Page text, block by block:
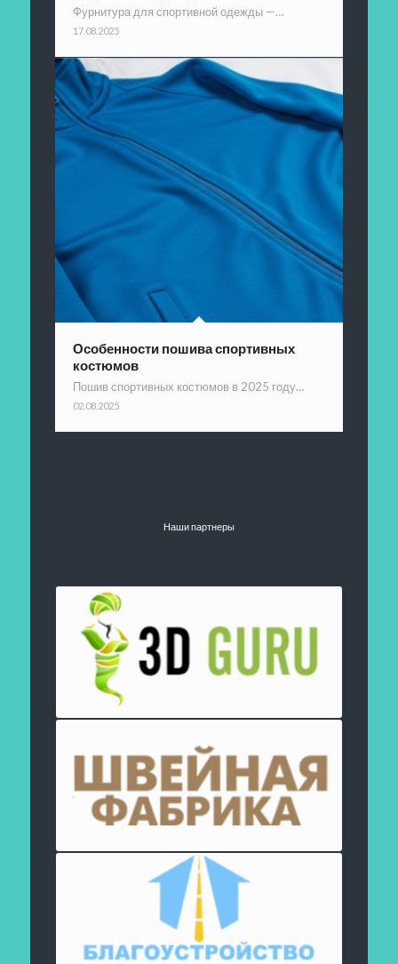
Фурнитура для спортивной одежды —…
17.08.2025
Особенности пошива спортивных
костюмов
Пошив спортивных костюмов в 2025 году…
02.08.2025
Наши партнеры